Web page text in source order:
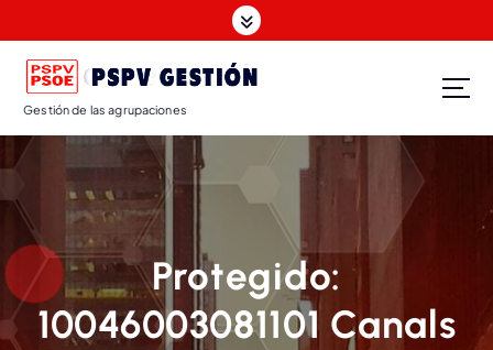
Gestión de las agrupaciones
Protegido:
10046003081101 Canals